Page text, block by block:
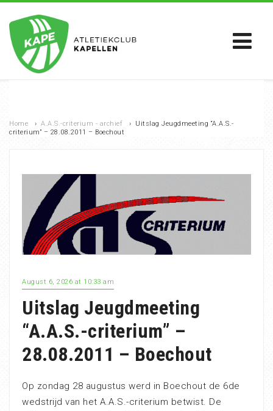
Home › A.A.S.-criterium - archief › Uitslag Jeugdmeeting “A.A.S.-
criterium” – 28.08.2011 – Boechout
August 6, 2026 at 10:33 am
Uitslag Jeugdmeeting
“A.A.S.-criterium” –
28.08.2011 – Boechout
Op zondag 28 augustus werd in Boechout de 6de
wedstrijd van het A.A.S.-criterium betwist. De